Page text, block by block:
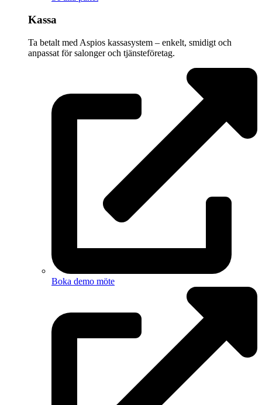
Kassa
Ta betalt med Aspios kassasystem – enkelt, smidigt och
anpassat för salonger och tjänsteföretag.
Boka demo möte